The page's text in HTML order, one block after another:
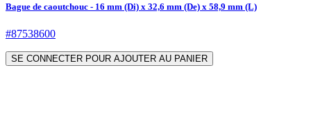
Bague de caoutchouc - 16 mm (Di) x 32,6 mm (De) x 58,9 mm (L)
#87538600
SE CONNECTER POUR AJOUTER AU PANIER